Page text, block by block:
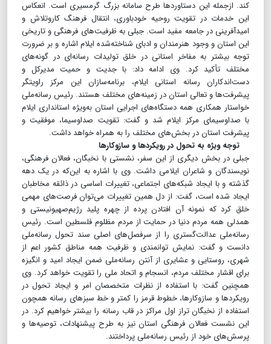
کند. ازجمله این دستاوردها طرح سامانه بزرگ گرمسیری است. انعکاس
این خدمات در تقویت روحیه خودباوری، انتقال فرهنگ کاروتلاش و
امیدآفرینی در جامعه مفید است. جبلی به ظرفیت‌های فرهنگی و تاریخی
این استان و وجود هنرمندان و ادبای شناخته‌شده ایلام اشاره و بر ضرورت
توجه بیشتر به مفاخر استانی در خلق تولیدات رسانه‌ای در گونه‌های
مختلف تأکید کرد. وی ادامه داد: با جدیت و حمیت مدیرکل و
دست‌اندکاران رسانه استانی ایلام، برنامه‌سازان این مرکز راویتگر
پیشرفت‌ها و تعالی استان در زمینه‌های مختلف هستند. رئیس رسانه‌ملی
خواستار همکاری همه دستگاه‌های اجرایی استان به‌ویژه استانداری ایلام
با صداوسیمای مرکز ایلام شد و گفت: تقویت صداوسیما، موفقیت و
پیشرفت استان در بخش‌های مختلف را به همراه خواهد داشت.
توجه ویژه به تحول در رویکردها و سازوکارها
جبلی در بخش دیگری از این سفر، نشستی با نخبگان، فعالان فرهنگی،
نویسندگان و شاعران ایلامی داشت. وی با اشاره به این‌که در یک دهه
گذشته و با ایجاد شبکه‌های اجتماعی، تغییرات اساسی در ذائقه مخاطبان
ایجاد شده است، گفت: از دل همین تغییرات می‌توان فرصت‌های مهمی
خلق کرد که نمونه آن افتادن پرده از چهره پلید رژیم‌صهیونیستی و
همدلی همه مردم دنیا در حمایت از مردم مظلوم فلسطین است. رئیس
رسانه‌ملی عدالت‌گستری را از سرفصل‌های اصلی سند تحول رسانه‌ملی
دانست و گفت: نمایش توانمندی و ظرفیت همه مناطق کشور اعم از
شهری، روستایی و‌ عشایری از آنتن رسانه‌ملی ضمن ایجاد امید و انگیزه
برای اقشار مختلف مردم، انسجام و اتحاد ملی را تقویت خواهد کرد. وی
همچنین گفت: با استفاده از نظرات متخصصان امر و ایجاد تحول در
رویکردها و سازوکارها، خطوط قرمز را کمتر و خط سبزهای رسانه همچون
استفاده از نخبگان تراز اول مراکز در قاب رسانه را بیشتر خواهیم کرد. در
این نشست فعالان فرهنگی استان نیز به طرح پیشنهادات، توصیه‌ها و
پرسش‌های خود از رئیس رسانه‌ملی پرداختند.